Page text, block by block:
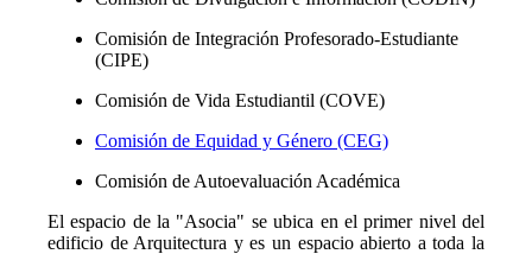
Comisión de Integración Profesorado-Estudiante
(CIPE)
Comisión de Vida Estudiantil (COVE)
Comisión de Equidad y Género (CEG)
Comisión de Autoevaluación Académica
El espacio de la "Asocia" se ubica en el primer nivel del
edificio de Arquitectura y es un espacio abierto a toda la